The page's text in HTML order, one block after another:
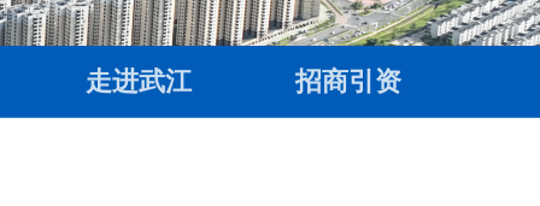
走进武江 招商引资